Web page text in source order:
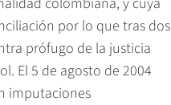
por lo que tras dos
prófugo de la justicia
El 5 de agosto de 2004
imputaciones